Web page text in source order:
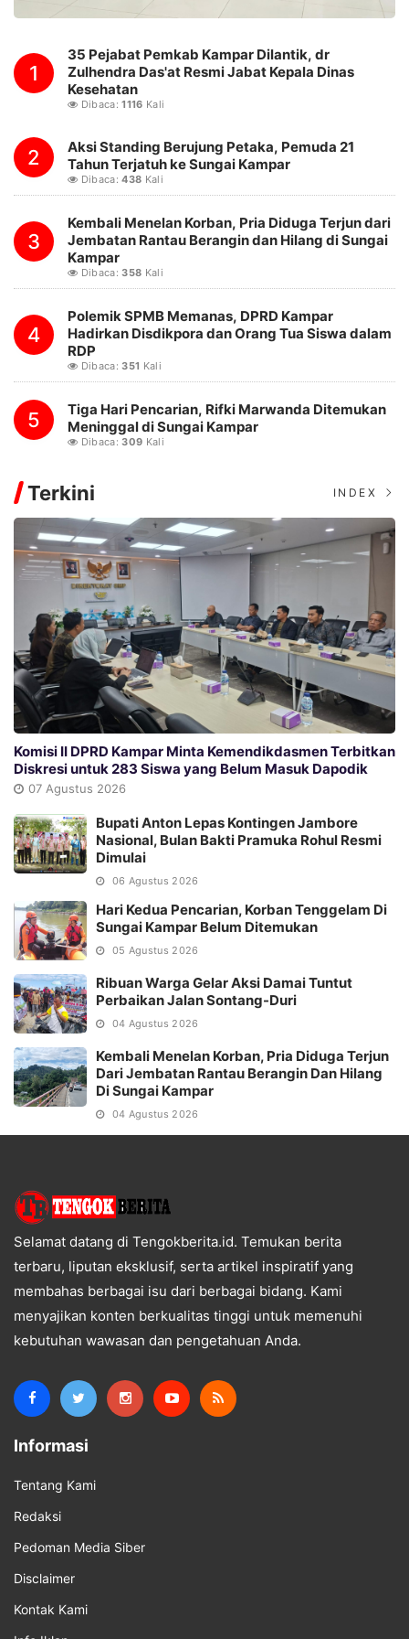
1
35 Pejabat Pemkab Kampar Dilantik, dr
Zulhendra Das'at Resmi Jabat Kepala Dinas
Kesehatan
Dibaca:1116 Kali
2
Aksi Standing Berujung Petaka, Pemuda 21
Tahun Terjatuh ke Sungai Kampar
Dibaca:438 Kali
3
Kembali Menelan Korban, Pria Diduga Terjun dari
Jembatan Rantau Berangin dan Hilang di Sungai
Kampar
Dibaca:358 Kali
4
Polemik SPMB Memanas, DPRD Kampar
Hadirkan Disdikpora dan Orang Tua Siswa dalam
RDP
Dibaca:351 Kali
5
Tiga Hari Pencarian, Rifki Marwanda Ditemukan
Meninggal di Sungai Kampar
Dibaca:309 Kali
Terkini INDEX
Komisi II DPRD Kampar Minta Kemendikdasmen Terbitkan
Diskresi untuk 283 Siswa yang Belum Masuk Dapodik
07 Agustus 2026
Bupati Anton Lepas Kontingen Jambore
Nasional, Bulan Bakti Pramuka Rohul Resmi
Dimulai
06 Agustus 2026
Hari Kedua Pencarian, Korban Tenggelam Di
Sungai Kampar Belum Ditemukan
05 Agustus 2026
Ribuan Warga Gelar Aksi Damai Tuntut
Perbaikan Jalan Sontang-Duri
04 Agustus 2026
Kembali Menelan Korban, Pria Diduga Terjun
Dari Jembatan Rantau Berangin Dan Hilang
Di Sungai Kampar
04 Agustus 2026
Selamat datang di Tengokberita.id. Temukan berita
terbaru, liputan eksklusif, serta artikel inspiratif yang
membahas berbagai isu dari berbagai bidang. Kami
menyajikan konten berkualitas tinggi untuk memenuhi
kebutuhan wawasan dan pengetahuan Anda.
Informasi
Tentang Kami
Redaksi
Pedoman Media Siber
Disclaimer
Kontak Kami